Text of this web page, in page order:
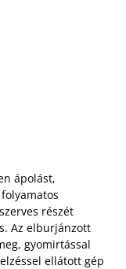
ápolást,
részét
Az elburjánzott
gyomirtással
ellátott gép